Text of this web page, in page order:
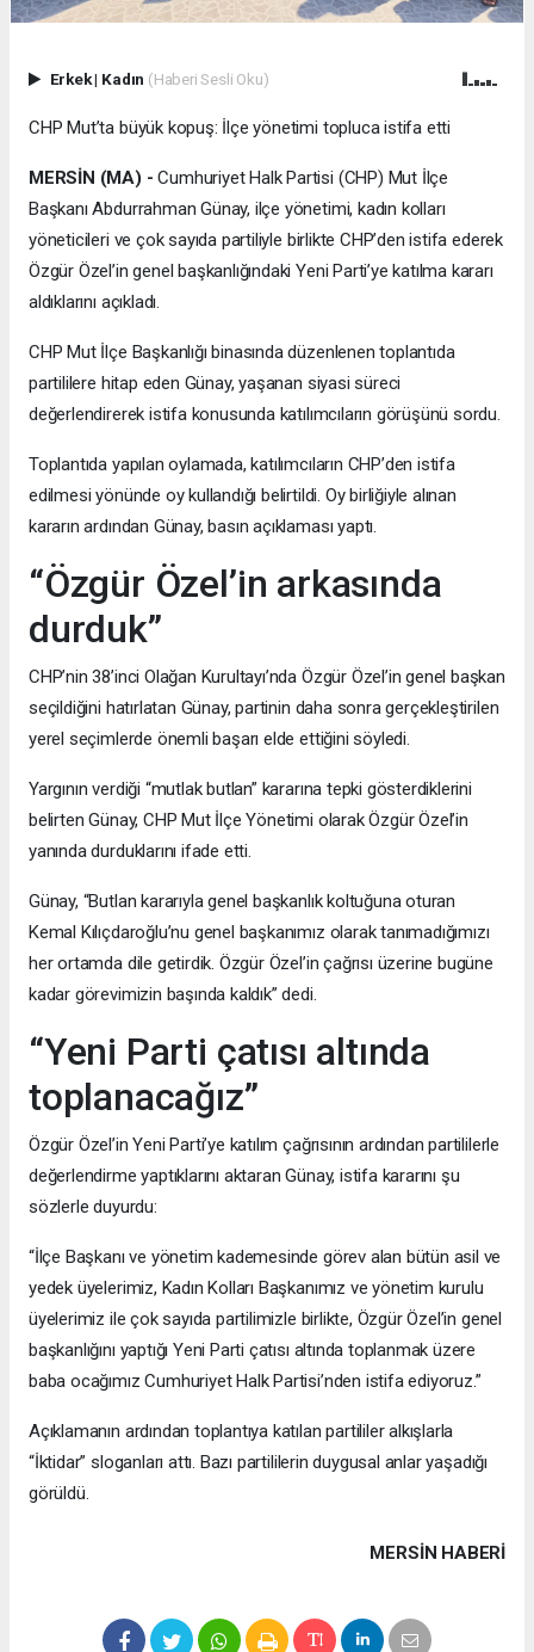
Erkek| Kadın (Haberi Sesli Oku)
CHP Mut’ta büyük kopuş: İlçe yönetimi topluca istifa etti
MERSİN (MA) - Cumhuriyet Halk Partisi (CHP) Mut İlçe
Başkanı Abdurrahman Günay, ilçe yönetimi, kadın kolları
yöneticileri ve çok sayıda partiliyle birlikte CHP’den istifa ederek
Özgür Özel’in genel başkanlığındaki Yeni Parti’ye katılma kararı
aldıklarını açıkladı.
CHP Mut İlçe Başkanlığı binasında düzenlenen toplantıda
partililere hitap eden Günay, yaşanan siyasi süreci
değerlendirerek istifa konusunda katılımcıların görüşünü sordu.
Toplantıda yapılan oylamada, katılımcıların CHP’den istifa
edilmesi yönünde oy kullandığı belirtildi. Oy birliğiyle alınan
kararın ardından Günay, basın açıklaması yaptı.
“Özgür Özel’in arkasında
durduk”
CHP’nin 38’inci Olağan Kurultayı’nda Özgür Özel’in genel başkan
seçildiğini hatırlatan Günay, partinin daha sonra gerçekleştirilen
yerel seçimlerde önemli başarı elde ettiğini söyledi.
Yargının verdiği “mutlak butlan” kararına tepki gösterdiklerini
belirten Günay, CHP Mut İlçe Yönetimi olarak Özgür Özel’in
yanında durduklarını ifade etti.
Günay, “Butlan kararıyla genel başkanlık koltuğuna oturan
Kemal Kılıçdaroğlu’nu genel başkanımız olarak tanımadığımızı
her ortamda dile getirdik. Özgür Özel’in çağrısı üzerine bugüne
kadar görevimizin başında kaldık” dedi.
“Yeni Parti çatısı altında
toplanacağız”
Özgür Özel’in Yeni Parti’ye katılım çağrısının ardından partililerle
değerlendirme yaptıklarını aktaran Günay, istifa kararını şu
sözlerle duyurdu:
“İlçe Başkanı ve yönetim kademesinde görev alan bütün asil ve
yedek üyelerimiz, Kadın Kolları Başkanımız ve yönetim kurulu
üyelerimiz ile çok sayıda partilimizle birlikte, Özgür Özel’in genel
başkanlığını yaptığı Yeni Parti çatısı altında toplanmak üzere
baba ocağımız Cumhuriyet Halk Partisi’nden istifa ediyoruz.”
Açıklamanın ardından toplantıya katılan partililer alkışlarla
“İktidar” sloganları attı. Bazı partililerin duygusal anlar yaşadığı
görüldü.
MERSIN HABERİ